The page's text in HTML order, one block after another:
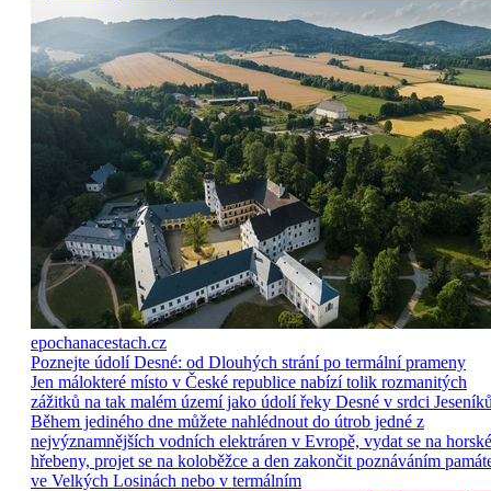
epochanacestach.cz
Poznejte údolí Desné: od Dlouhých strání po termální prameny
Jen málokteré místo v České republice nabízí tolik rozmanitých
zážitků na tak malém území jako údolí řeky Desné v srdci
Během jediného dne můžete nahlédnout do útrob jedné z
nejvýznamnějších vodních elektráren v Evropě, vydat se na horské
hřebeny, projet se na koloběžce a den zakončit poznáváním
ve Velkých Losinách nebo v termálním